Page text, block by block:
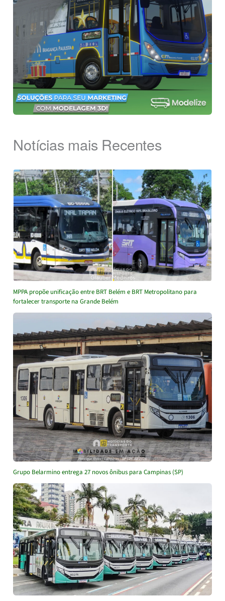
Notícias mais Recentes
MPPA propõe unificação entre BRT Belém e BRT Metropolitano para
fortalecer transporte na Grande Belém
Grupo Belarmino entrega 27 novos ônibus para Campinas (SP)